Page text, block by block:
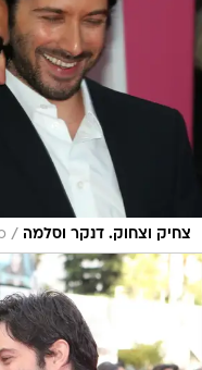
צחיק וצחוק. דנקר וסלמה /